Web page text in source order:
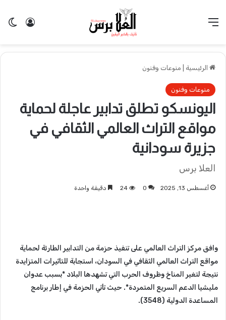
الرئيسية منوعات وفنون
منوعات وفنون
اليونسكو تطلق تدابير عاجلة لحماية
مواقع التراث العالمي الثقافي في
جزيرة سودانية
العلا برس
أغسطس 13, 2025 0
24 دقيقة واحدة
وافق مركز التراث العالمي على تنفيذ حزمة من التدابير الطارئة لحماية
مواقع التراث العالمي الثقافي في السودان، استجابة للتاثيرات المتزايدة
نتيجة لتغير المناخ وظروف الحرب التي تشهدها البلاد *بسبب عدوان
مليشيا الدعم السريع المتمردة*. حيث تأتي الحزمة في إطار برنامج
المساعدة الدولية (3548).